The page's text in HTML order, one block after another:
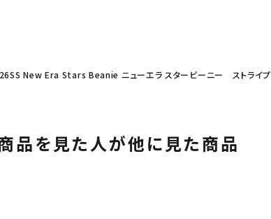
New Era Stars Beanie ニューエラ スタービーニー ストライプ
品を見た人が他に見た商品